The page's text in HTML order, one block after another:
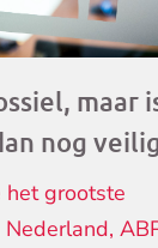
maar
nog
het grootste